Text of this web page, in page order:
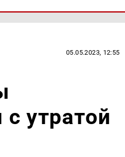
05.05.2023, 12:55
утратой